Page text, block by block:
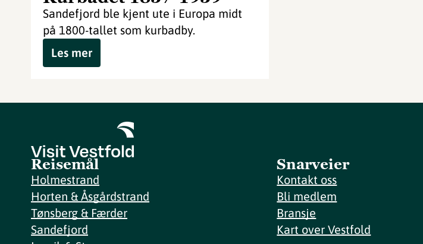
Sandefjord ble kjent ute i Europa midt
på 1800-tallet som kurbadby.
Les mer
Reisemål
Holmestrand
Horten & Åsgårdstrand
Tønsberg & Færder
Sandefjord
Snarveier
Kontakt oss
Bli medlem
Bransje
Kart over Vestfold